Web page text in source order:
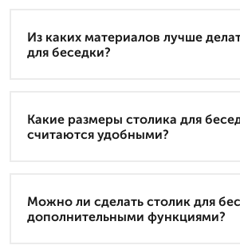
Из каких материалов лучше
для беседки?
Какие размеры столика для
считаются удобными?
Можно ли сделать столик для
дополнительными функциями?